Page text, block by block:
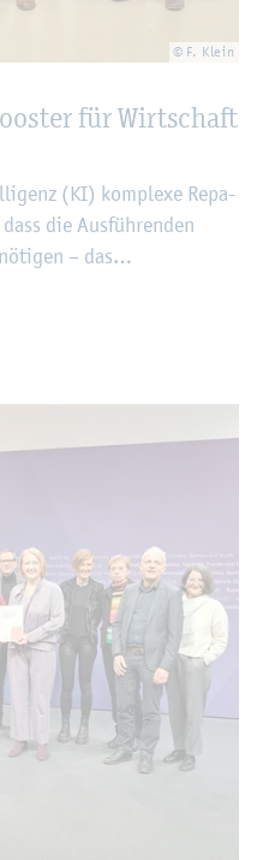
© F. Klein
für Wirt­schaft
(KI) kom­ple­xe Re­pa­
die Aus­füh­ren­den
– das…